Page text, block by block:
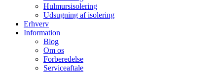
Hulmursisolering
Udsugning af isolering
Erhverv
Information
Blog
Om os
Forberedelse
Serviceaftale